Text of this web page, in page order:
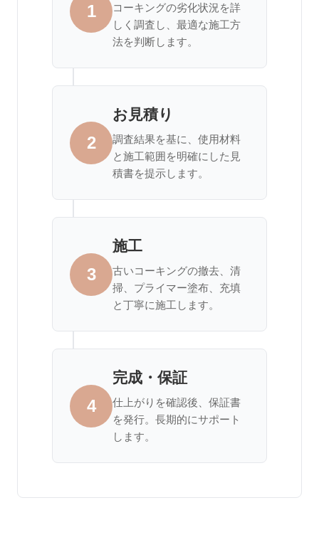
1
コーキングの劣化状況を詳
しく調査し、最適な施工方
法を判断します。
2
お見積り
調査結果を基に、使用材料
と施工範囲を明確にした見
積書を提示します。
3
施工
古いコーキングの撤去、清
掃、プライマー塗布、充填
と丁寧に施工します。
4
完成・保証
仕上がりを確認後、保証書
を発行。長期的にサポート
します。